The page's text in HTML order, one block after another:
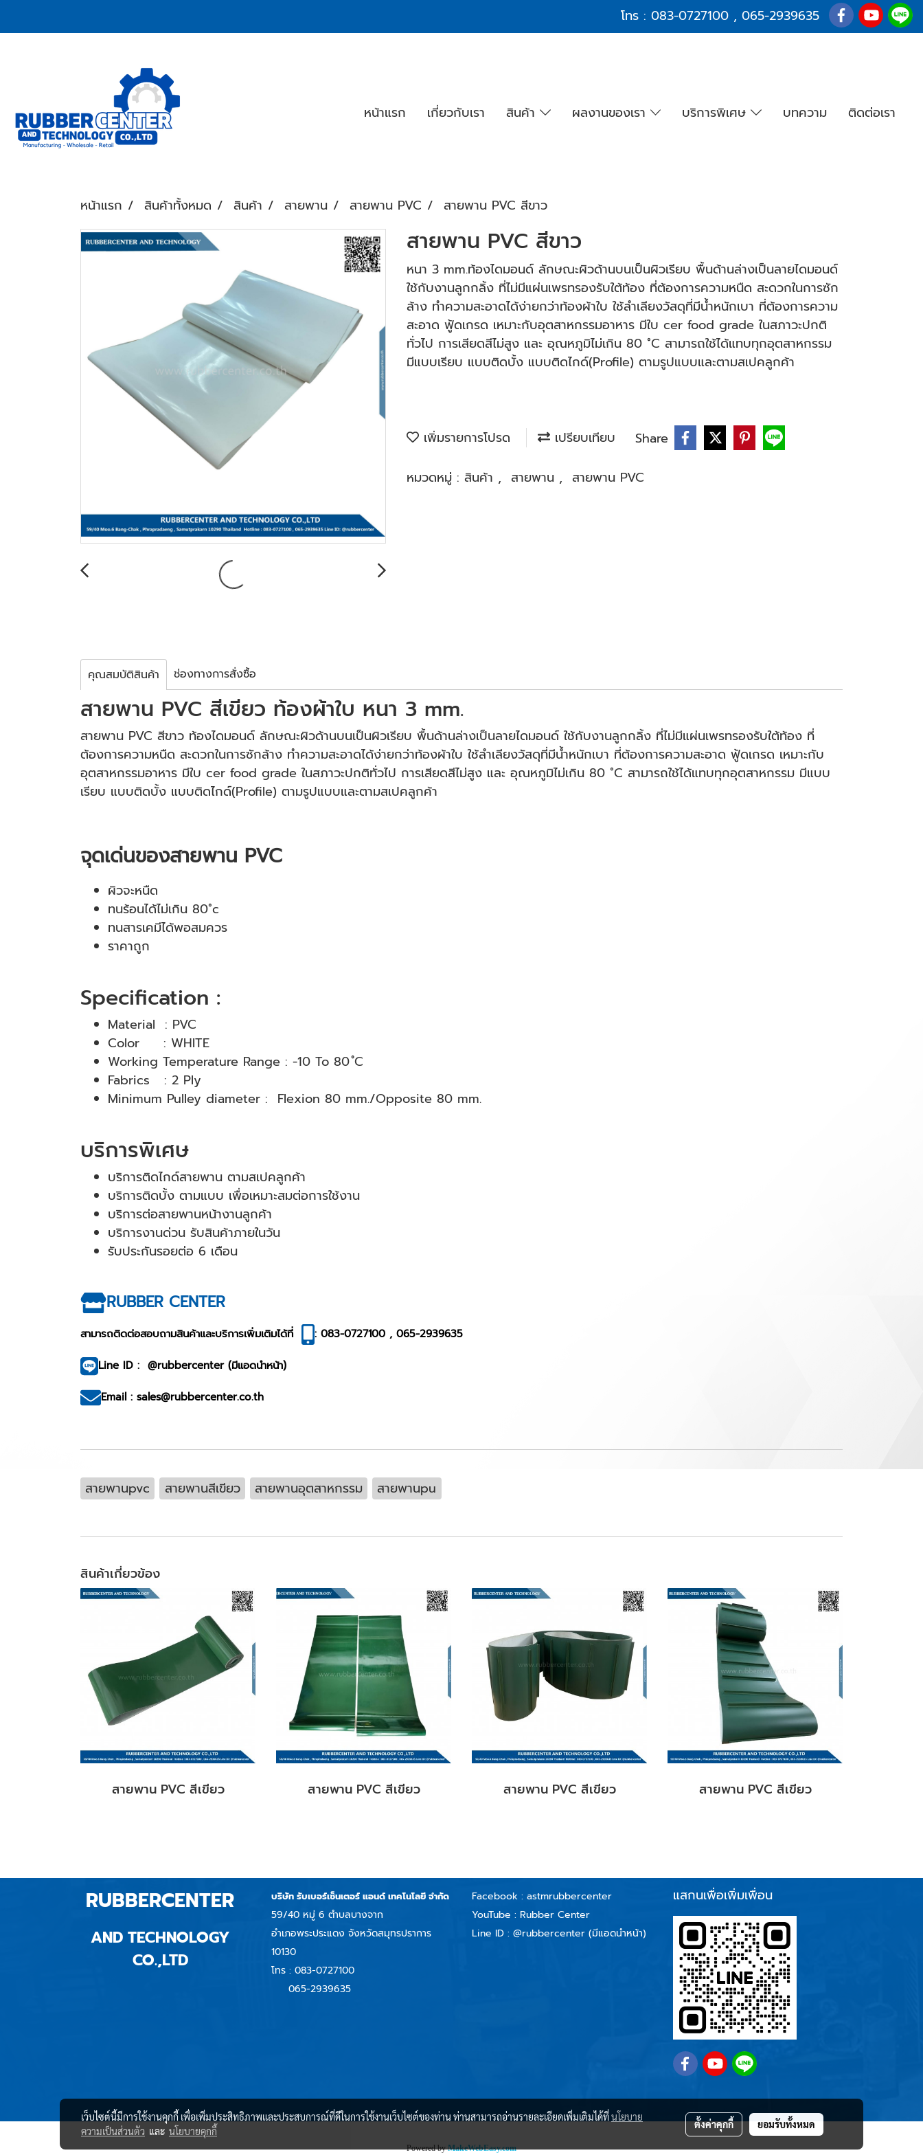
โทร : 083-0727100 , 065-2939635
หน้าแรก เกี่ยวกับเรา สินค้า ผลงานของเรา บริการพิเศษ บทความ ติดต่อเรา
หน้าแรก สินค้าทั้งหมด สินค้า สายพาน สายพาน PVC สายพาน PVC สีขาว
สายพาน PVC สีขาว
หนา 3 mm.ท้องไดมอนด์ ลักษณะผิวด้านบนเป็นผิวเรียบ พื้นด้านล่างเป็นลายไดมอนด์
ใช้กับงานลูกกลิ้ง ที่ไม่มีแผ่นเพรทรองรับใต้ท้อง ที่ต้องการความหนืด สะดวกในการซัก
ล้าง ทำความสะอาดได้ง่ายกว่าท้องผ้าใบ ใช้ลำเลียงวัสดุที่มีน้ำหนักเบา ที่ต้องการความ
สะอาด ฟู้ดเกรด เหมาะกับอุตสาหกรรมอาหาร มีใบ cer food grade ในสภาวะปกติ
ทั่วไป การเสียดสีไม่สูง และ อุณหภูมิไม่เกิน 80 ˚C สามารถใช้ได้แทบทุกอุตสาหกรรม
มีแบบเรียบ แบบติดบั้ง แบบติดไกด์(Profile) ตามรูปแบบและตามสเปคลูกค้า
เพิ่มรายการโปรด เปรียบเทียบ Share
หมวดหมู่ : สินค้า , สายพาน , สายพาน PVC
คุณสมบัติสินค้า ช่องทางการสั่งซื้อ
สายพาน PVC สีเขียว ท้องผ้าใบ หนา 3 mm.
สายพาน PVC สีขาว ท้องไดมอนด์ ลักษณะผิวด้านบนเป็นผิวเรียบ พื้นด้านล่างเป็นลายไดมอนด์ ใช้กับงานลูกกลิ้ง ที่ไม่มีแผ่นเพรทรองรับใต้ท้อง ที่
ต้องการความหนืด สะดวกในการซักล้าง ทำความสะอาดได้ง่ายกว่าท้องผ้าใบ ใช้ลำเลียงวัสดุที่มีน้ำหนักเบา ที่ต้องการความสะอาด ฟู้ดเกรด เหมาะกับ
อุตสาหกรรมอาหาร มีใบ cer food grade ในสภาวะปกติทั่วไป การเสียดสีไม่สูง และ อุณหภูมิไม่เกิน 80 ˚C สามารถใช้ได้แทบทุกอุตสาหกรรม มีแบบ
เรียบ แบบติดบั้ง แบบติดไกด์(Profile) ตามรูปแบบและตามสเปคลูกค้า
จุดเด่นของสายพาน PVC
ผิวจะหนืด
ทนร้อนได้ไม่เกิน 80˚c
ทนสารเคมีได้พอสมควร
ราคาถูก
Specification :
Material : PVC
Color : WHITE
Working Temperature Range : -10 To 80 ํC
Fabrics : 2 Ply
Minimum Pulley diameter : Flexion 80 mm./Opposite 80 mm.
บริการพิเศษ
บริการติดไกด์สายพาน ตามสเปคลูกค้า
บริการติดบั้ง ตามแบบ เพื่อเหมาะสมต่อการใช้งาน
บริการต่อสายพานหน้างานลูกค้า
บริการงานด่วน รับสินค้าภายในวัน
รับประกันรอยต่อ 6 เดือน
RUBBER CENTER
สามารถติดต่อสอบถามสินค้าและบริการเพิ่มเติมได้ที่ : 083-0727100 , 065-2939635
Line ID : @rubbercenter (มีแอดนำหน้า)
Email : sales@rubbercenter.co.th
สายพานpvc สายพานสีเขียว สายพานอุตสาหกรรม สายพานpu
สินค้าเกี่ยวข้อง
สายพาน PVC สีเขียว สายพาน PVC สีเขียว สายพาน PVC สีเขียว สายพาน PVC สีเขียว
RUBBERCENTER
AND TECHNOLOGY
CO.,LTD
บริษัท รับเบอร์เซ็นเตอร์ แอนด์ เทคโนโลยี จำกัด
59/40 หมู่ 6 ตำบลบางจาก
อำเภอพระประแดง จังหวัดสมุทรปราการ
10130
โทร : 083-0727100
065-2939635
Facebook : astmrubbercenter
YouTube : Rubber Center
Line ID : @rubbercenter (มีแอดนำหน้า)
แสกนเพื่อเพิ่มเพื่อน
Copyright by rubbercenter.co.th
Powered byMakeWebEasy.com
เว็บไซต์นี้มีการใช้งานคุกกี้ เพื่อเพิ่มประสิทธิภาพและประสบการณ์ที่ดีในการใช้งานเว็บไซต์ของท่าน ท่านสามารถอ่านรายละเอียดเพิ่มเติมได้ที่นโยบาย
ความเป็นส่วนตัว และ นโยบายคุกกี้
ตั้งค่าคุกกี้ ยอมรับทั้งหมด